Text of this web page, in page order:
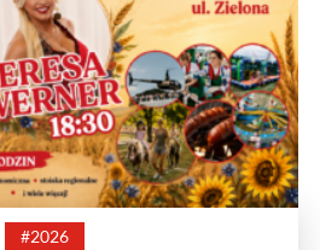
#2026